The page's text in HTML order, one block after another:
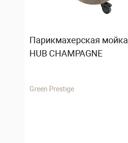
Парикмахерская мойка
HUB CHAMPAGNE
Green Prestige